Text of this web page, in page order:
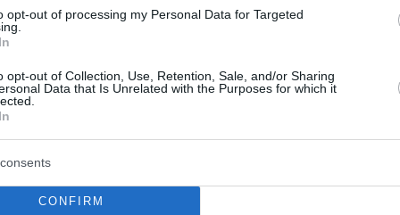
opt-out of processing my Personal Data for Targeted
opt-out of Collection, Use, Retention, Sale, and/or Sharing
Data that Is Unrelated with the Purposes for which it
CONFIRM
από την Κίνα, την Ιταλία και τη Νέα
ένα υποβρύχιο για να
μια περιοχή με τάφρους και κορυφογραμμές
Ινδικό Ωκεανό, γνωστή ως ζώνη
σχηματίστηκε πριν από 50-60
χρόνια, καθώς οι ήπειροι της Αυστραλίας και
απομακρύνθηκαν η μία από την άλλη.